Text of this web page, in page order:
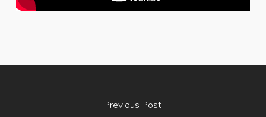
Previous Post